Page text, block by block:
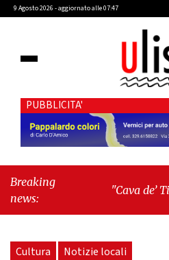
9 Agosto 2026 - aggiornato alle 07:47
PUBBLICITA'
Breaking
news:
"Cava de’
seduta consiliare:
Cultura Notizie locali